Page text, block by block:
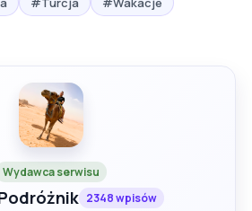
Wydawca serwisu
2348 wpisów